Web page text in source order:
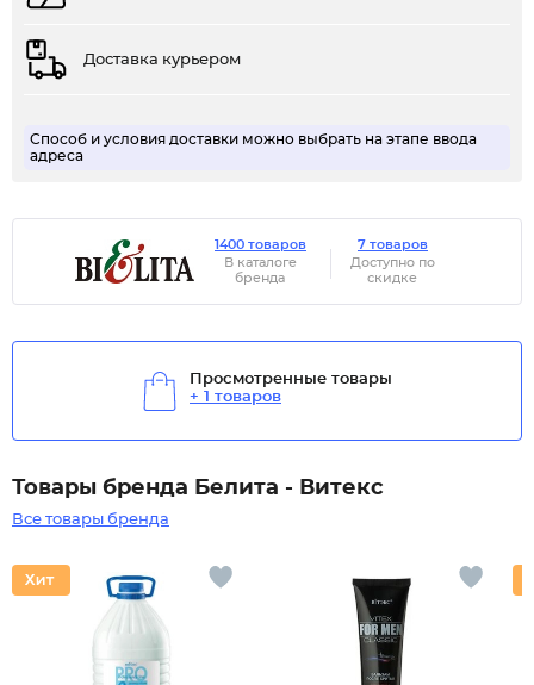
Доставка курьером
Способ и условия доставки можно выбрать на этапе ввода
адреса
1400 товаров
В каталоге
бренда
7 товаров
Доступно по
скидке
Просмотренные товары
+ 1 товаров
Товары бренда Белита - Витекс
Все товары бренда